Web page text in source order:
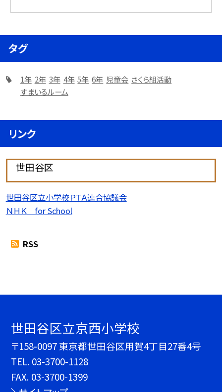
タグ
1年 2年 3年 4年 5年 6年 児童会 さくら組活動
すまいるルーム
リンク
世田谷区
世田谷区立小学校ＰＴＡ連合協議会
ＮＨＫ for School
RSS
世田谷区立京西小学校
〒158-0097 東京都世田谷区用賀4丁目27番4号
TEL. 03-3700-1128
FAX. 03-3700-1399